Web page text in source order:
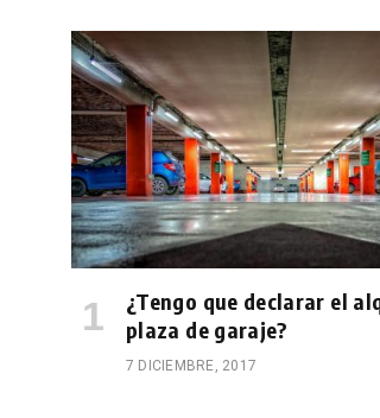
¿Tengo que declarar el
plaza de garaje?
7 DICIEMBRE, 2017